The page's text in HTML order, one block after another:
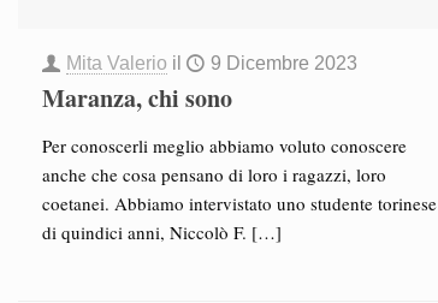
Mita Valerio il 9 Dicembre 2023
Maranza, chi sono
Per conoscerli meglio abbiamo voluto conoscere
anche che cosa pensano di loro i ragazzi, loro
coetanei. Abbiamo intervistato uno studente torinese
di quindici anni, Niccolò F. […]